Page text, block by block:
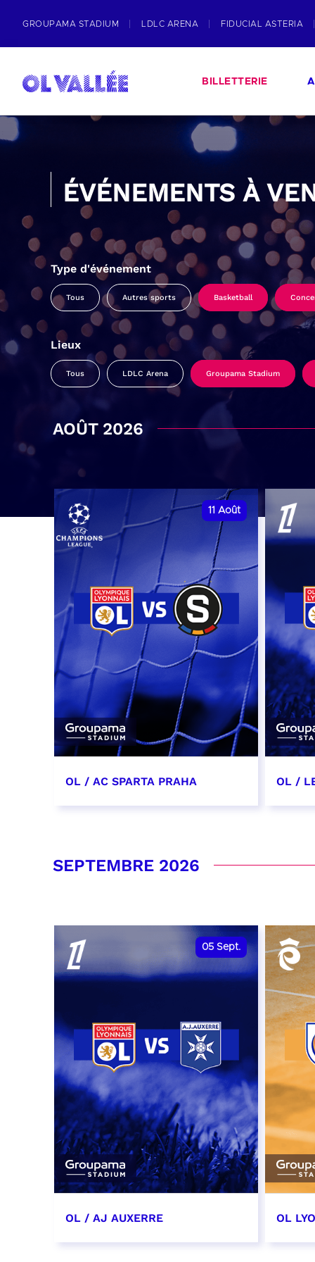
GROUPAMA STADIUM LDLC ARENA FIDUCIAL ASTERIA
BILLETTERIE
ÉVÉNEMENTS À
Type d'événement
Tous Autres sports Basketball
Lieux
Tous LDLC Arena Groupama Stadium
AOÛT 2026
11 Août
OL / AC SPARTA PRAHA OL /
SEPTEMBRE 2026
05 Sept.
OL / AJ AUXERRE OL